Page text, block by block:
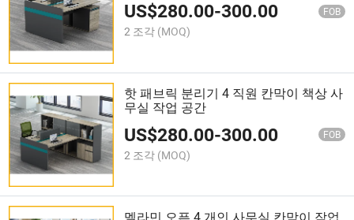
US$280.00-300.00 FOB
2 조각 (MOQ)
핫 패브릭 분리기 4 직원 칸막이 책상 사
무실 작업 공간
US$280.00-300.00 FOB
2 조각 (MOQ)